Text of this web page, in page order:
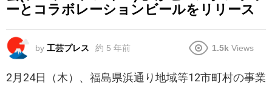
ーとコラボレーションビールをリリース
by 工芸プレス 約 5 年前 1.5k Views
2月24日（木）、福島県浜通り地域等12市町村の事業